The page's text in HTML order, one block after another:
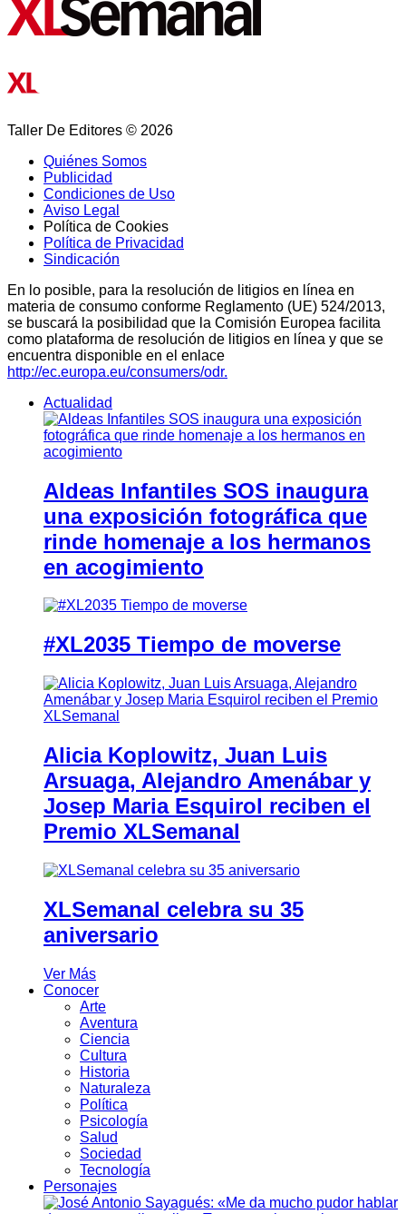
Taller De Editores © 2026
Quiénes Somos
Publicidad
Condiciones de Uso
Aviso Legal
Política de Cookies
Política de Privacidad
Sindicación
En lo posible, para la resolución de litigios en línea en
materia de consumo conforme Reglamento (UE) 524/2013,
se buscará la posibilidad que la Comisión Europea facilita
como plataforma de resolución de litigios en línea y que se
encuentra disponible en el enlace
http://ec.europa.eu/consumers/odr.
Actualidad
Aldeas Infantiles SOS inaugura
una exposición fotográfica que
rinde homenaje a los hermanos
en acogimiento
#XL2035 Tiempo de moverse
Alicia Koplowitz, Juan Luis
Arsuaga, Alejandro Amenábar y
Josep Maria Esquirol reciben el
Premio XLSemanal
XLSemanal celebra su 35
aniversario
Ver Más
Conocer
Arte
Aventura
Ciencia
Cultura
Historia
Naturaleza
Política
Psicología
Salud
Sociedad
Tecnología
Personajes